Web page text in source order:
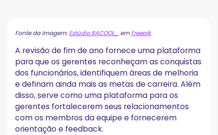
Como se preparar para a revisão de fim de ano
1. Avalie o desempenho do seu funcionário
2. Considere suas conquistas, áreas de melhoria e metas
para o próximo ano
3. Reúna evidências para apoiar sua avaliação
5. Avise seu funcionário com antecedência suficiente
Como conduzir a revisão de fim de ano
1. Comece com uma nota positiva
Fonte da imagem:Estúdio RACOOL_ emFreepik
A revisão de fim de ano fornece uma plataforma
para que os gerentes reconheçam as conquistas
dos funcionários, identifiquem áreas de melhoria
e definam ainda mais as metas de carreira. Além
disso, serve como uma plataforma para os
gerentes fortalecerem seus relacionamentos
com os membros da equipe e fornecerem
orientação e feedback.